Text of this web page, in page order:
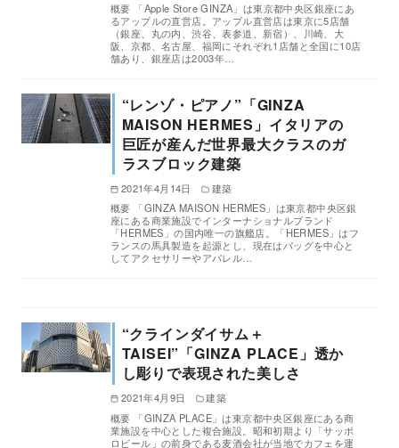
概要 「Apple Store GINZA」は東京都中央区銀座にあ
るアップルの直営店。アップル直営店は東京に5店舗
（銀座、丸の内、渋谷、表参道、新宿）、川崎、大
阪、京都、名古屋、福岡にそれぞれ1店舗と全国に10店
舗あり、銀座店は2003年…
“レンゾ・ピアノ”「GINZA
MAISON HERMES」イタリアの
巨匠が産んだ世界最大クラスのガ
ラスブロック建築
2021年4月14日
建築
概要 「GINZA MAISON HERMES」は東京都中央区銀
座にある商業施設でインターナショナルブランド
「HERMES」の国内唯一の旗艦店。「HERMES」はフ
ランスの馬具製造を起源とし、現在はバッグを中心と
してアクセサリーやアパレル…
“クラインダイサム＋
TAISEI”「GINZA PLACE」透か
し彫りで表現された美しさ
2021年4月9日
建築
概要 「GINZA PLACE」は東京都中央区銀座にある商
業施設を中心とした複合施設。昭和初期より「サッポ
ロビール」の前身である麦酒会社が当地でカフェを運